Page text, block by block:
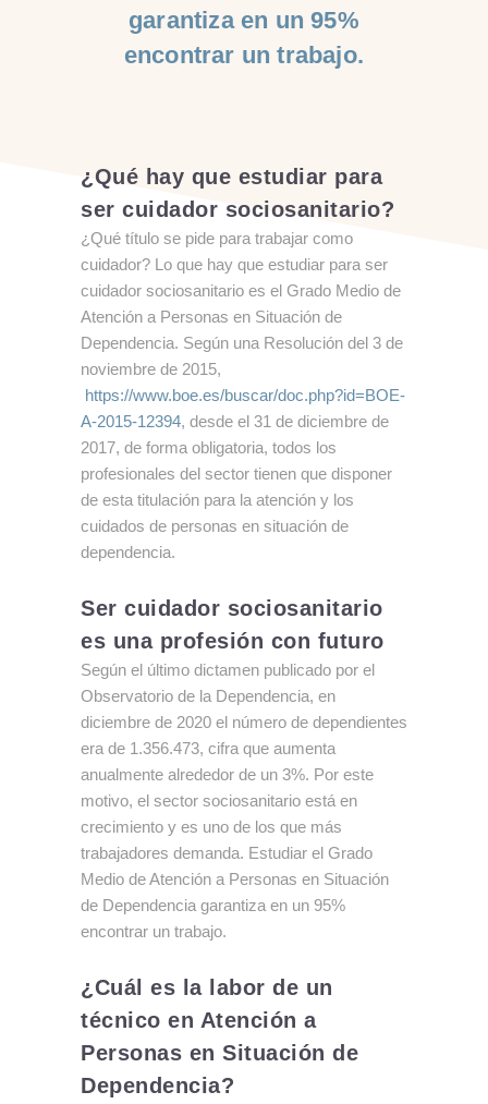
garantiza en un 95%
encontrar un trabajo.
¿Qué hay que estudiar para
ser cuidador sociosanitario?
¿Qué título se pide para trabajar como
cuidador? Lo que hay que estudiar para ser
cuidador sociosanitario es el Grado Medio de
Atención a Personas en Situación de
Dependencia. Según una Resolución del 3 de
noviembre de 2015,
https://www.boe.es/buscar/doc.php?id=BOE-
A-2015-12394, desde el 31 de diciembre de
2017, de forma obligatoria, todos los
profesionales del sector tienen que disponer
de esta titulación para la atención y los
cuidados de personas en situación de
dependencia.
Ser cuidador sociosanitario
es una profesión con futuro
Según el último dictamen publicado por el
Observatorio de la Dependencia, en
diciembre de 2020 el número de dependientes
era de 1.356.473, cifra que aumenta
anualmente alrededor de un 3%. Por este
motivo, el sector sociosanitario está en
crecimiento y es uno de los que más
trabajadores demanda. Estudiar el Grado
Medio de Atención a Personas en Situación
de Dependencia garantiza en un 95%
encontrar un trabajo.
¿Cuál es la labor de un
técnico en Atención a
Personas en Situación de
Dependencia?